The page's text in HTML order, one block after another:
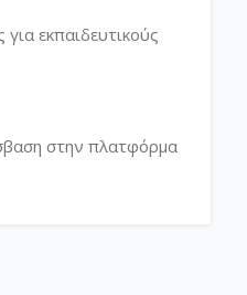
εκπαιδευτικούς
στην πλατφόρμα